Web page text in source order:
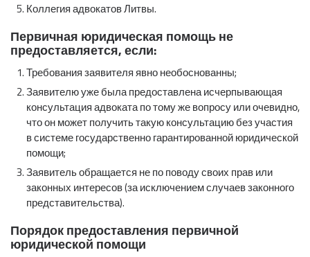
Коллегия адвокатов Литвы.
Первичная юридическая помощь не
предоставляется, если:
Требования заявителя явно необоснованны;
Заявителю уже была предоставлена исчерпывающая
консультация адвоката по тому же вопросу или очевидно,
что он может получить такую консультацию без участия
в системе государственно гарантированной юридической
помощи;
Заявитель обращается не по поводу своих прав или
законных интересов (за исключением случаев законного
представительства).
Порядок предоставления первичной
юридической помощи